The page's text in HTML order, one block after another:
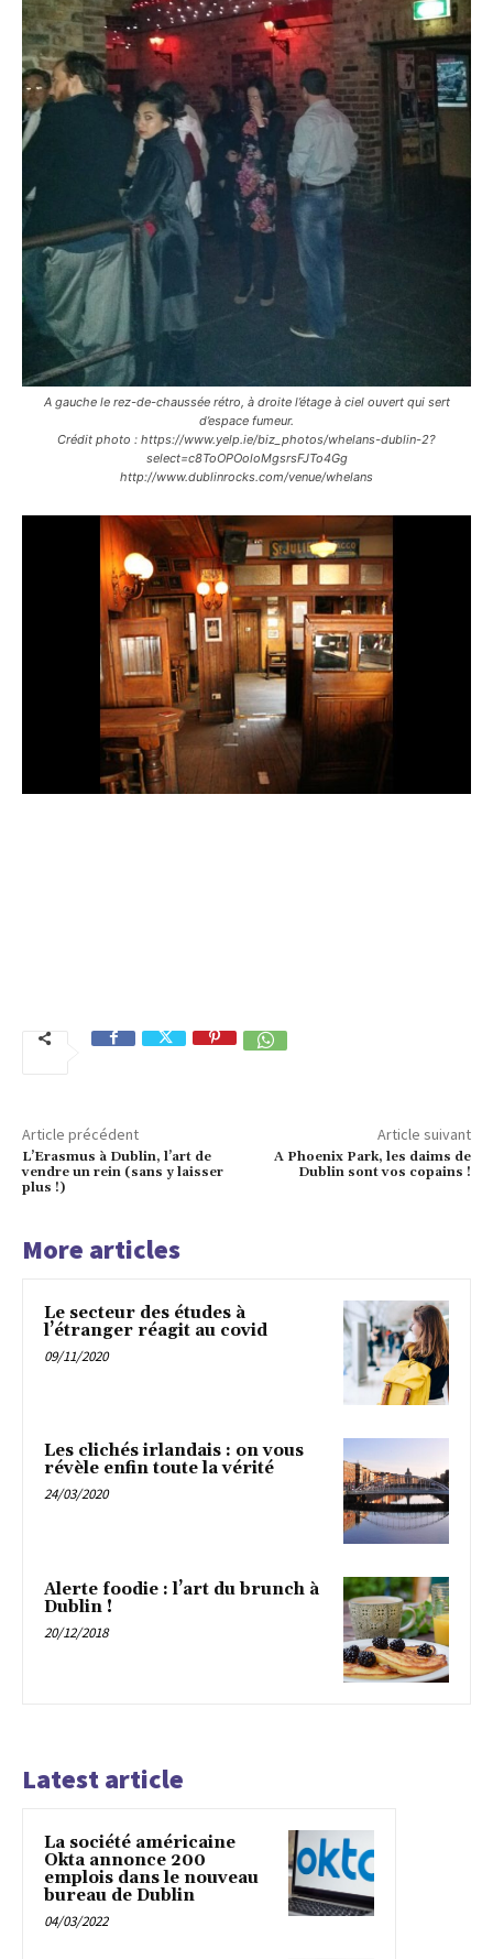
A gauche le rez-de-chaussée rétro, à droite l’étage à ciel ouvert qui sert
d’espace fumeur.
Crédit photo : https://www.yelp.ie/biz_photos/whelans-dublin-2?
select=c8ToOPOoloMgsrsFJTo4Gg
http://www.dublinrocks.com/venue/whelans
Article précédent
L’Erasmus à Dublin, l’art de
vendre un rein (sans y laisser
plus !)
Article suivant
A Phoenix Park, les daims de
Dublin sont vos copains !
More articles
Le secteur des études à
l’étranger réagit au covid
09/11/2020
Les clichés irlandais : on vous
révèle enfin toute la vérité
24/03/2020
Alerte foodie : l’art du brunch à
Dublin !
20/12/2018
Latest article
La société américaine
Okta annonce 200
emplois dans le nouveau
bureau de Dublin
04/03/2022